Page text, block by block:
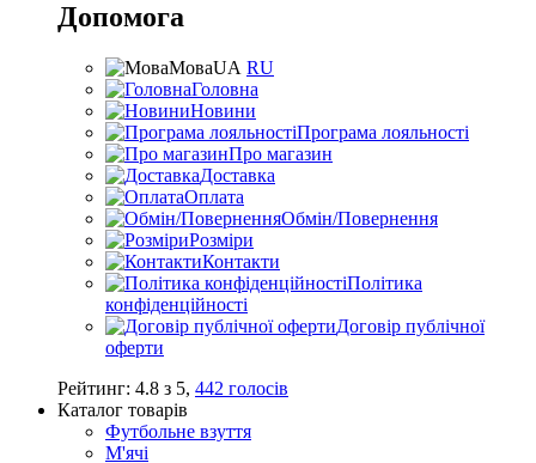
Допомога
МоваUA RU
Головна
Новини
Програма лояльності
Про магазин
Доставка
Оплата
Обмін/Повернення
Розміри
Контакти
Політика
конфіденційності
Договір публічної
оферти
Рейтинг: 4.8 з 5, 442 голосів
Каталог товарів
Футбольне взуття
М'ячі